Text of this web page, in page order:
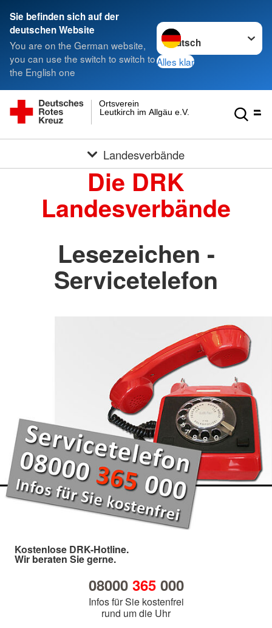
Sie befinden sich auf der
deutschen Website
You are on the German website,
you can use the switch to switch to
the English one
Sprache wechseln zu
Alles klar
Leutkirch im Allgäu e.V.
Ortsverein
Landesverbände
Die DRK
Landesverbände
Lesezeichen -
Servicetelefon
Kostenlose DRK-Hotline.
Wir beraten Sie gerne.
08000 365000
Infos für Sie kostenfrei
rund um die Uhr